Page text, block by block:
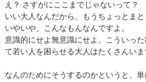
え？ さすがにここまでじゃないって？
いい大人なんだから、もうちょっとまと
いやいや、こんなもんなんですよ。
意識的にせよ無意識にせよ、こういっ
て若い人を困らせる大人はたくさんいま
なんのためにそうするのかというと、